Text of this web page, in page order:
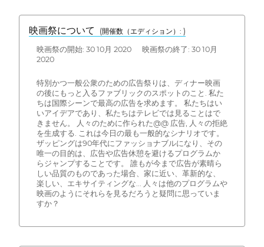
映画祭について (開催数（エディション）: )
映画祭の開始: 30 10月 2020 映画祭の終了: 30 10月
2020
特別かつ一般公衆のための広告祭りは、ディナー映画
の後にもっと入るファブリックのスポットのこと. 私た
ちは国際シーンで最高の広告を求めます。 私たちはい
いアイデアであり、私たちはテレビでは見ることはで
きません。 人々のために作られた@@ 広告, 人々の拒絶
を生成する. これは今日の最も一般的なシナリオです。
ザッピングは90年代にファッショナブルになり、その
唯一の目的は、広告や広告休憩を避けるプログラムか
らジャンプすることです。 誰もが今まで広告が素晴ら
しい品質のものであった場合、家に近い、革新的な、
楽しい、エキサイティングな... 人々は他のプログラムや
映画のようにそれらを見るだろうと疑問に思っていま
すか？